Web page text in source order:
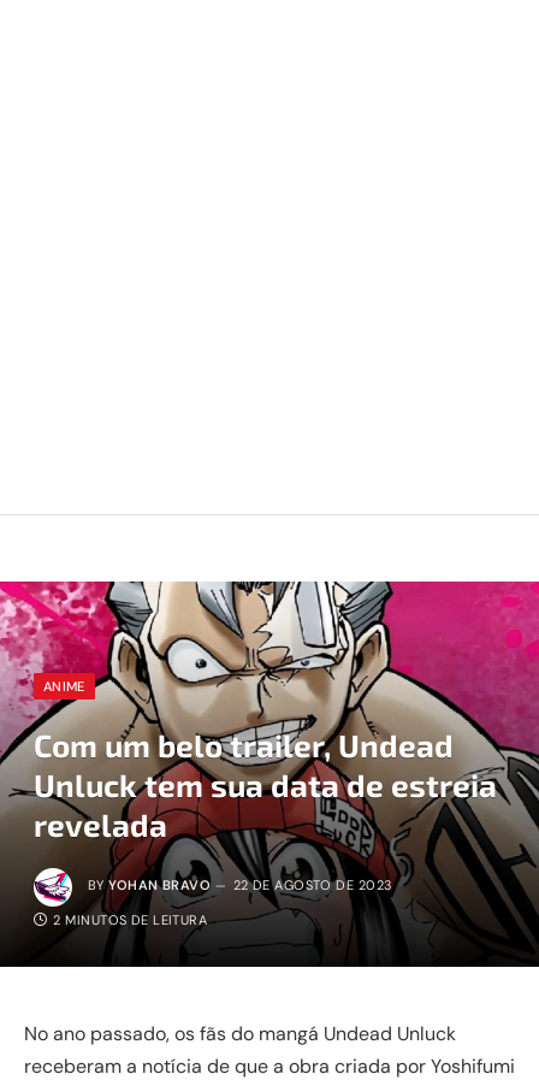
ANIME
Com um belo trailer, Undead
Unluck tem sua data de estreia
revelada
BY YOHAN BRAVO 22 DE AGOSTO DE 2023
2 MINUTOS DE LEITURA
No ano passado, os fãs do mangá Undead Unluck
receberam a notícia de que a obra criada por Yoshifumi